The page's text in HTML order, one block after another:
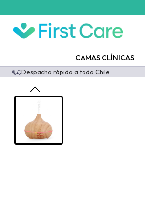
CAMAS CLÍNICAS
Despacho rápido a todo Chile